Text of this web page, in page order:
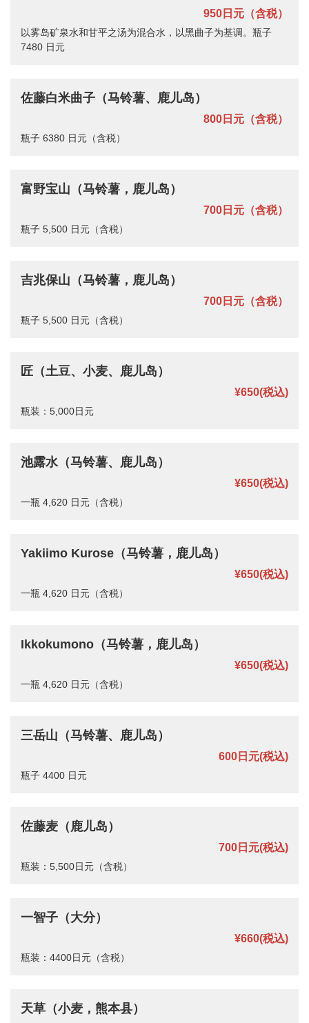
950日元（含税）
以雾岛矿泉水和甘平之汤为混合水，以黑曲子为基调。瓶子
7480 日元
佐藤白米曲子（马铃薯、鹿儿岛）
800日元（含税）
瓶子 6380 日元（含税）
富野宝山（马铃薯，鹿儿岛）
700日元（含税）
瓶子 5,500 日元（含税）
吉兆保山（马铃薯，鹿儿岛）
700日元（含税）
瓶子 5,500 日元（含税）
匠（土豆、小麦、鹿儿岛）
¥650(税込)
瓶装：5,000日元
池露水（马铃薯、鹿儿岛）
¥650(税込)
一瓶 4,620 日元（含税）
Yakiimo Kurose（马铃薯，鹿儿岛）
¥650(税込)
一瓶 4,620 日元（含税）
Ikkokumono（马铃薯，鹿儿岛）
¥650(税込)
一瓶 4,620 日元（含税）
三岳山（马铃薯、鹿儿岛）
600日元(税込)
瓶子 4400 日元
佐藤麦（鹿儿岛）
700日元(税込)
瓶装：5,500日元（含税）
一智子（大分）
¥660(税込)
瓶装：4400日元（含税）
天草（小麦，熊本县）